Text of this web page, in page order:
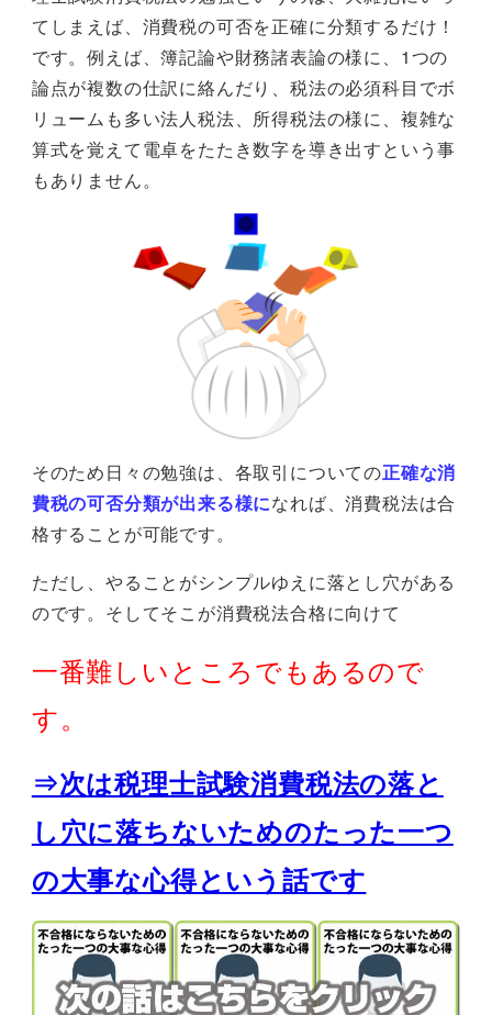
てしまえば、消費税の可否を正確に分類するだけ！
です。例えば、簿記論や財務諸表論の様に、1つの
論点が複数の仕訳に絡んだり、税法の必須科目でボ
リュームも多い法人税法、所得税法の様に、複雑な
算式を覚えて電卓をたたき数字を導き出すという事
もありません。
そのため日々の勉強は、各取引についての正確な消
費税の可否分類が出来る様になれば、消費税法は合
格することが可能です。
ただし、やることがシンプルゆえに落とし穴がある
のです。そしてそこが消費税法合格に向けて
一番難しいところでもあるので
す。
⇒次は税理士試験消費税法の落と
し穴に落ちないためのたった一つ
の大事な心得という話です